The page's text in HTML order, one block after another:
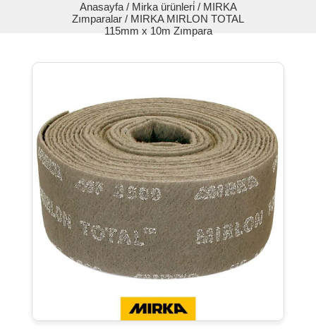
Anasayfa / Mirka ürünleri̇ / MIRKA
Zımparalar / MIRKA MIRLON TOTAL
115mm x 10m Zımpara